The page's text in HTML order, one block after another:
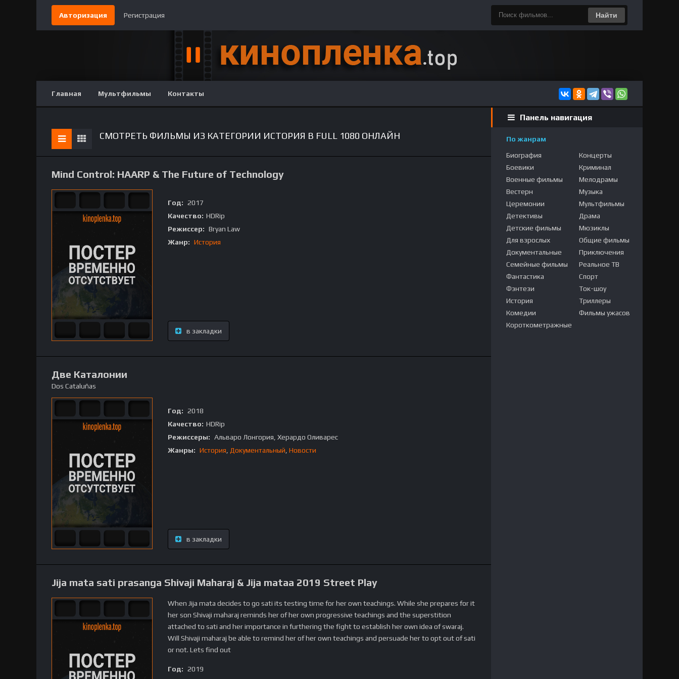
Авторизация Регистрация Найти
Главная Мультфильмы Контакты
СМОТРЕТЬ ФИЛЬМЫ ИЗ КАТЕГОРИИ ИСТОРИЯ В FULL 1080 ОНЛАЙН
Mind Control: HAARP & The Future of Technology
Год: 2017
Качество: HDRip
Режиссер: Bryan Law
Жанр: История
в закладки
Две Каталонии
Dos Cataluñas
Год: 2018
Качество: HDRip
Режиссеры: Альваро Лонгория, Херардо Оливарес
Жанры: История Документальный Новости
в закладки
Jija mata sati prasanga Shivaji Maharaj & Jija mataa 2019 Street Play
When Jija mata decides to go sati its testing time for her own teachings. While she prepares for it
her son Shivaji maharaj reminds her of her own progressive teachings and the superstition
attached to sati and her importance in furthering the fight to establish her own idea of swaraj.
Will Shivaji maharaj be able to remind her of her own teachings and persuade her to opt out of sati
or not. Lets find out
Год: 2019
Панель навигация
По жанрам
Биография
Боевики
Военные фильмы
Вестерн
Церемонии
Детективы
Детские фильмы
Для взрослых
Документальные
Семейные фильмы
Фантастика
Фэнтези
История
Комедии
Короткометражные
Концерты
Криминал
Мелодрамы
Музыка
Мультфильмы
Драма
Мюзиклы
Общие фильмы
Приключения
Реальное ТВ
Спорт
Ток-шоу
Триллеры
Фильмы ужасов